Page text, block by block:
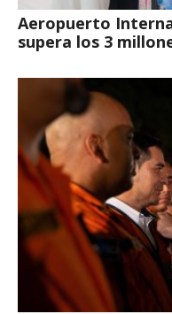
Aeropuerto
supera los 3